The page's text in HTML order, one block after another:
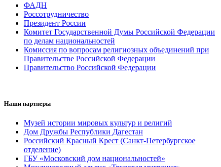
ФАДН
Россотрудничество
Президент России
Комитет Государственной Думы Российской Федерации
по делам национальностей
Комиссия по вопросам религиозных объединений при
Правительстве Российской Федерации
Правительство Российской Федерации
Наши партнеры
Музей истории мировых культур и религий
Дом Дружбы Республики Дагестан
Российский Красный Крест (Санкт-Петербургское
отделение)
ГБУ «Московский дом национальностей»